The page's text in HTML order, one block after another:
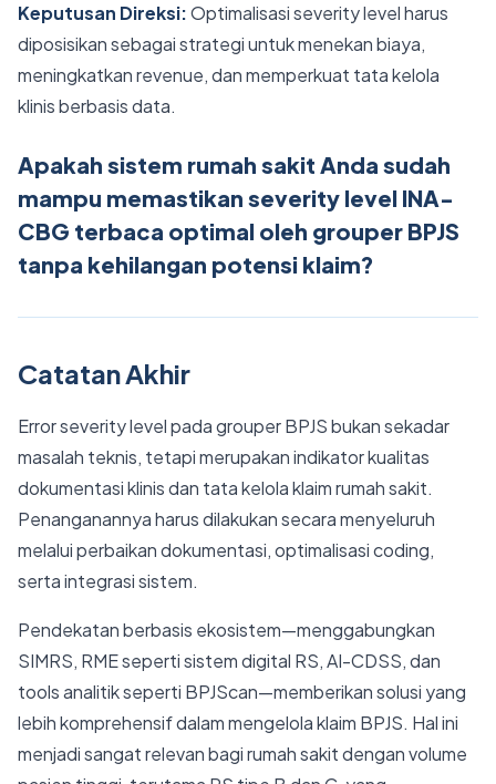
Keputusan Direksi:Optimalisasi severity level harus
diposisikan sebagai strategi untuk menekan biaya,
meningkatkan revenue, dan memperkuat tata kelola
klinis berbasis data.
Apakah sistem rumah sakit Anda sudah
mampu memastikan severity level INA-
CBG terbaca optimal oleh grouper BPJS
tanpa kehilangan potensi klaim?
Catatan Akhir
Error severity level pada grouper BPJS bukan sekadar
masalah teknis, tetapi merupakan indikator kualitas
dokumentasi klinis dan tata kelola klaim rumah sakit.
Penanganannya harus dilakukan secara menyeluruh
melalui perbaikan dokumentasi, optimalisasi coding,
serta integrasi sistem.
Pendekatan berbasis ekosistem—menggabungkan
SIMRS, RME seperti sistem digital RS, AI-CDSS, dan
tools analitik seperti BPJScan—memberikan solusi yang
lebih komprehensif dalam mengelola klaim BPJS. Hal ini
menjadi sangat relevan bagi rumah sakit dengan volume